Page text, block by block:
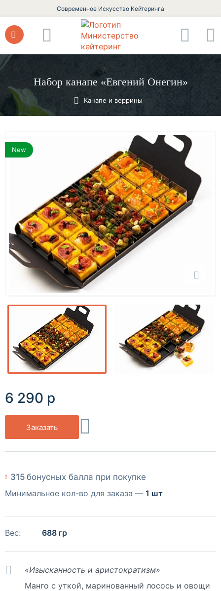
Современное Искусство Кейтеринга
Набор канапе «Евгений Онегин»
Канапе и веррины
New
315 бонусных балла при покупке
Минимальное кол-во для заказа — 1 шт
Вес: 688 гр
6 290 р
Заказать
«Изысканность и аристократизм»
Манго с уткой, маринованный лосось и овощи